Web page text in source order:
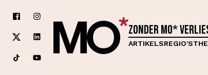
Zonder MO*
ARTIKELSREGIO'S